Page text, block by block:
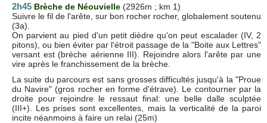
2h45 Brèche de Néouvielle (2926m ; km 1)
Suivre le fil de l'arête, sur bon rocher rocher, globalement soutenu
(3a).
On parvient au pied d'un petit dièdre qu'on peut escalader (IV, 2
pitons), ou bien éviter par l'étroit passage de la "Boite aux Lettres"
versant est (brèche aérienne III). Rejoindre alors l'arête par une
vire après le franchissement de la brèche.
La suite du parcours est sans grosses difficultés jusqu'à la "Proue
du Navire" (gros rocher en forme d'étrave). Le contourner par la
droite pour rejoindre le ressaut final: une belle dalle sculptée
(III+). Les prises sont excellentes, mais la verticalité de la paroi
incite néanmoins à faire un relai (25m)